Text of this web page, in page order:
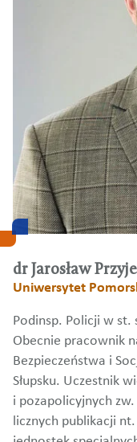
dr Jarosław
Uniwersytet
Podinsp. Policji w st.
Obecnie pracownik
Bezpieczeństwa i
Słupsku. Uczestnik
i pozapolicyjnych
licznych publikacji